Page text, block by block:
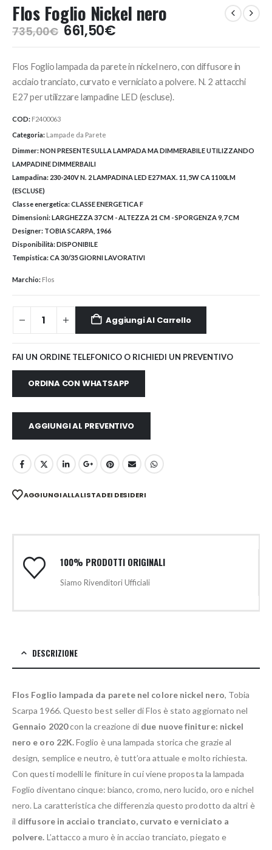
Flos Foglio Nickel nero
735,00€ Il
prezzo
era:
735,00€.
661,50€Il
prezzo
è:
661,50€.
Flos Foglio lampada da parete in nickel nero, con diffusore in
acciaio tranciato, curvato e verniciato a polvere. N. 2 attacchi
E27 per utilizzare lampadine LED (escluse).
COD: F2400063
Categoria: Lampade da Parete
Dimmer:NON PRESENTE SULLA LAMPADA MA DIMMERABILE UTILIZZANDO
LAMPADINE DIMMERBAILI
Lampadina: 230-240V N. 2 LAMPADINA LED E27 MAX. 11,5W CA 1100LM
(ESCLUSE)
Classe energetica:CLASSE ENERGETICA F
Dimensioni:LARGHEZZA 37 CM - ALTEZZA 21 CM - SPORGENZA 9,7 CM
Designer: TOBIA SCARPA, 1966
Disponibilità:DISPONIBILE
Tempistica:CA 30/35 GIORNI LAVORATIVI
Marchio: Flos
Aggiungi Al Carrello
FAI UN ORDINE TELEFONICO O RICHIEDI UN PREVENTIVO
ORDINA CON WHATSAPP
AGGIUNGI AL PREVENTIVO
AGGIUNGI ALLA LISTA DEI DESIDERI
100% PRODOTTI ORIGINALI
Siamo Rivenditori Ufficiali
DESCRIZIONE
Flos Foglio lampada da parete nel colore nickel nero, Tobia
Scarpa 1966. Questo best seller di Flos è stato aggiornato nel
Gennaio 2020con la creazione di due nuove finiture: nickel
nero e oro 22K.Foglio è una lampada storica che grazie al
design, semplice e neutro, è tutt’ora attuale e molto richiesta.
Con questi modelli le finiture in cui viene proposta la lampada
Foglio diventano cinque: bianco, cromo, nero lucido, oro e nichel
nero. La caratteristica che differenzia questo prodotto da altri è
il diffusore in acciaio tranciato, curvato e verniciato a
polvere. L’attacco a muro è in acciao tranciato, piegato e